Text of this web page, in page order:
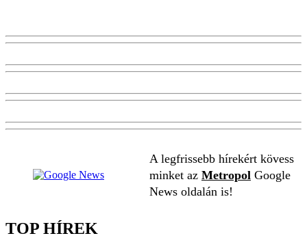
A legfrissebb hírekért kövess
minket az Metropol Google
News oldalán is!
TOP HÍREK